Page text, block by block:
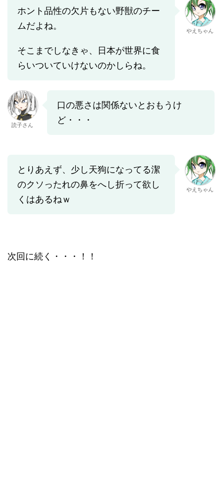
ホント品性の欠片もない野獣のチー
ムだよね。
そこまでしなきゃ、日本が世界に食
らいついていけないのかしらね。
やえちゃん
読子さん
口の悪さは関係ないとおもうけ
ど・・・
とりあえず、少し天狗になってる潔
のクソったれの鼻をへし折って欲し
くはあるねｗ
やえちゃん
次回に続く・・・！！